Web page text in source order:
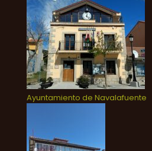
Ayuntamiento de Navalafuente